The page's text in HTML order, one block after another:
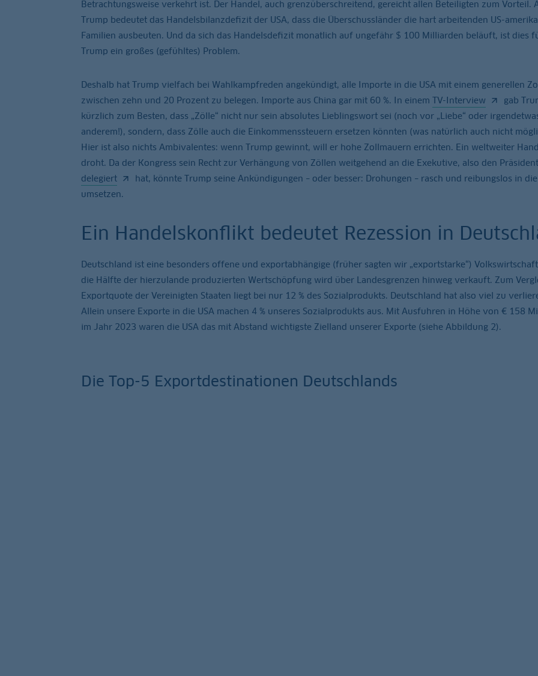
Betrachtungsweise verkehrt ist. Der Handel, auch grenzüberschreitend, gereicht allen Beteiligten zum Vorteil.
Trump bedeutet das Handelsbilanzdefizit der USA, dass die Überschussländer die hart arbeitenden US-
Familien ausbeuten. Und da sich das Handelsdefizit monatlich auf ungefähr $ 100 Milliarden beläuft, ist dies
Trump ein großes (gefühltes) Problem.
Deshalb hat Trump vielfach bei Wahlkampfreden angekündigt, alle Importe in die USA mit einem generellen
zwischen zehn und 20 Prozent zu belegen. Importe aus China gar mit 60 %. In einem TV-Interview
gab
kürzlich zum Besten, dass „Zölle“ nicht nur sein absolutes Lieblingswort sei (noch vor „Liebe“ oder
anderem!), sondern, dass Zölle auch die Einkommenssteuern ersetzen könnten (was natürlich auch nicht
Hier ist also nichts Ambivalentes: wenn Trump gewinnt, will er hohe Zollmauern errichten. Ein weltweiter
droht. Da der Kongress sein Recht zur Verhängung von Zöllen weitgehend an die Exekutive, also den
delegiert
hat, könnte Trump seine Ankündigungen – oder besser: Drohungen – rasch und reibungslos in die
umsetzen.
Ein Handelskonflikt bedeutet Rezession in
Deutschland ist eine besonders offene und exportabhängige (früher sagten wir „exportstarke“)
die Hälfte der hierzulande produzierten Wertschöpfung wird über Landesgrenzen hinweg verkauft. Zum
Exportquote der Vereinigten Staaten liegt bei nur 12 % des Sozialprodukts. Deutschland hat also viel zu
Allein unsere Exporte in die USA machen 4 % unseres Sozialprodukts aus. Mit Ausfuhren in Höhe von € 158
im Jahr 2023 waren die USA das mit Abstand wichtigste Zielland unserer Exporte (siehe Abbildung 2).
Die Top-5 Exportdestinationen Deutschlands